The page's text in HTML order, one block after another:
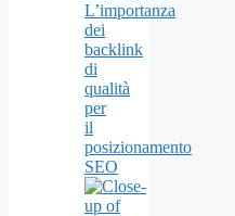
L’importanza
dei
backlink
di
qualità
per
il
posizionamento
SEO